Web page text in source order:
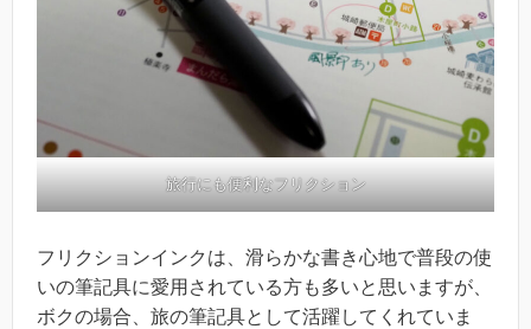
旅行にも便利なフリクション
フリクションインクは、滑らかな書き心地で普段の使
いの筆記具に愛用されている方も多いと思いますが、
ボクの場合、旅の筆記具として活躍してくれていま